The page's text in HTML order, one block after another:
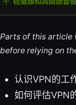
Parts of this article
before relying on
认识VPN的工
如何评估VPN